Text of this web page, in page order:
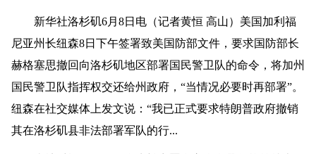
新华社洛杉矶6月8日电（记者黄恒 高山）美国加利福
尼亚州长纽森8日下午签署致美国防部文件，要求国防部长
赫格塞思撤回向洛杉矶地区部署国民警卫队的命令，将加州
国民警卫队指挥权交还给州政府，“当情况必要时再部署”。
纽森在社交媒体上发文说：“我已正式要求特朗普政府撤销
其在洛杉矶县非法部署军队的行...